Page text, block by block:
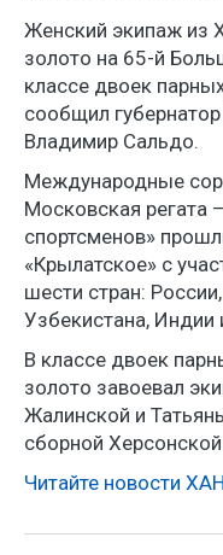
Женский экипаж из
золото на 65-й
классе двоек
сообщил
Владимир Сальдо.
Международные
Московская регата
спортсменов»
«Крылатское» с
шести стран:
Узбекистана, Индии
В классе двоек
золото завоевал
Жалинской и
сборной
Читайте новости